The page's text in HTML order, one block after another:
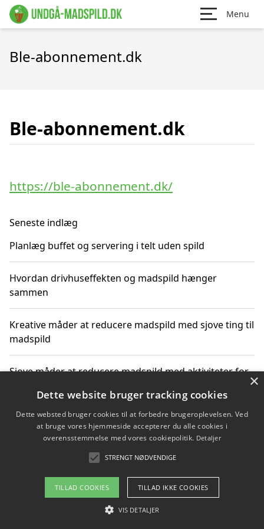
Menu
Ble-abonnement.dk
Ble-abonnement.dk
https://ble-abonnement.dk/
Seneste indlæg
Planlæg buffet og servering i telt uden spild
Hvordan drivhuseffekten og madspild hænger
sammen
Kreative måder at reducere madspild med sjove ting til
madspild
Sjove måder at reducere madspild med aktiviteter for
Hvor finder jeg nemme måltidskasser i Vejle
Om / kontakt
Blog Betingelser
×
Dette website bruger tracking cookies
Dette websted bruger cookies til at forbedre brugeroplevelsen. Ved
at bruge vores hjemmeside accepterer du alle cookies i
overensstemmelse med vores cookiepolitik. Detaljer
STRENGT NØDVENDIGE
TILLAD COOKIES TILLAD IKKE COOKIES
VIS DETALJER